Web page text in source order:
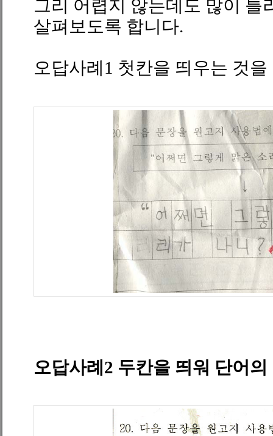
그리 어렵지 않는데도 많이 틀
살펴보도록 합니다.
오답사례 1 첫칸을 띄우는 것
오답사례 2 두칸을 띄워 단어